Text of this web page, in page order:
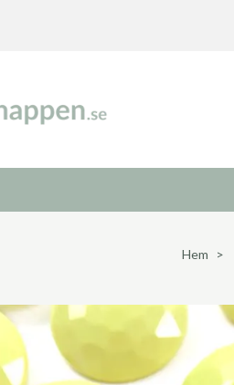
Hem